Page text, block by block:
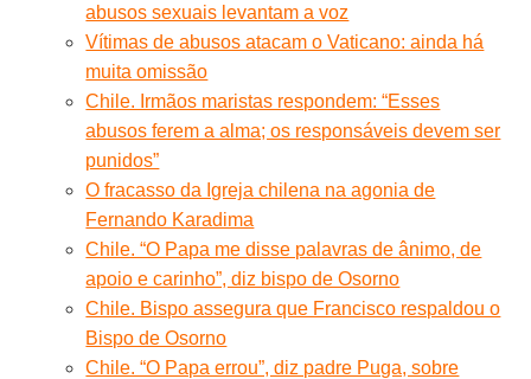
abusos sexuais levantam a voz
Vítimas de abusos atacam o Vaticano: ainda há
muita omissão
Chile. Irmãos maristas respondem: “Esses
abusos ferem a alma; os responsáveis devem ser
punidos”
O fracasso da Igreja chilena na agonia de
Fernando Karadima
Chile. “O Papa me disse palavras de ânimo, de
apoio e carinho”, diz bispo de Osorno
Chile. Bispo assegura que Francisco respaldou o
Bispo de Osorno
Chile. “O Papa errou”, diz padre Puga, sobre